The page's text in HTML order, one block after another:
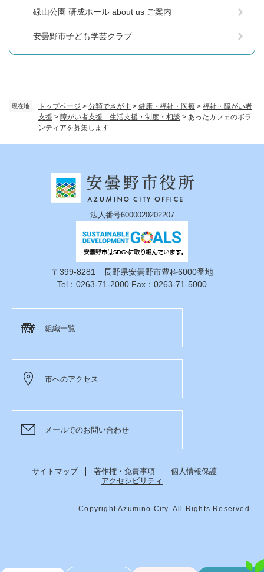
現在地 トップページ > 分類でさがす > 健康・福祉・医療 > 福祉・障がい者
支援 > 障がい者支援 生活支援・制度・相談 > あったカフェのボラ
ンティアを募集します
碌山公園 研成ホール about us ご案内
安曇野市子ども学芸クラブ
法人番号6000020202207
〒399-8281 長野県安曇野市豊科6000番地
Tel：0263-71-2000 Fax：0263-71-5000
組織一覧
市へのアクセス
メールでのお問い合わせ
サイトマップ 著作権・免責事項
個人情報保護
アクセシビリティ
Copyright Azumino City. All Rights Reserved.